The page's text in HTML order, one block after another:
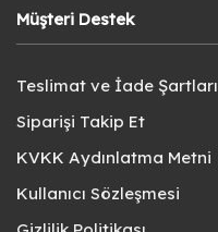
Müşteri Destek
Teslimat ve İade Şartları
Siparişi Takip Et
KVKK Aydınlatma Metni
Kullanıcı Sözleşmesi